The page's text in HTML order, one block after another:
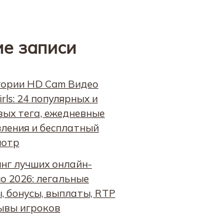
записи
HD Cam Видео
24 популярных и
тега, ежедневные
и бесплатный
лучших онлайн-
2026: легальные
бонусы, выплаты, RTP
игроков